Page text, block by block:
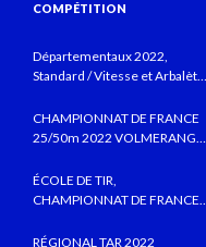
COMPÉTITION
Départementaux 2022,
Standard / Vitesse et Arbalète
TSB
CHAMPIONNAT DE FRANCE
25/50m 2022 VOLMERANGE
ÉCOLE DE TIR,
CHAMPIONNAT DE FRANCE
BELLES PERFORMANCES
RÉGIONAL TAR 2022